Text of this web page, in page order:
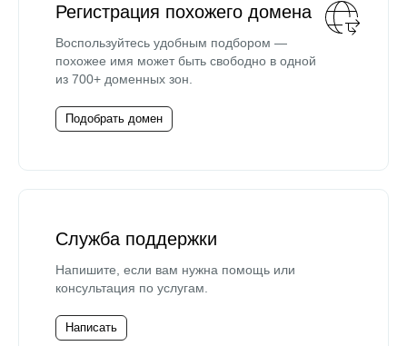
Регистрация похожего домена
Воспользуйтесь удобным подбором —
похожее имя может быть свободно в одной
из 700+ доменных зон.
Подобрать домен
Служба поддержки
Напишите, если вам нужна помощь или
консультация по услугам.
Написать